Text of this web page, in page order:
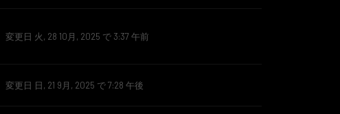
変更日 火, 28 10月, 2025 で 3:37 午前
変更日 日, 21 9月, 2025 で 7:28 午後